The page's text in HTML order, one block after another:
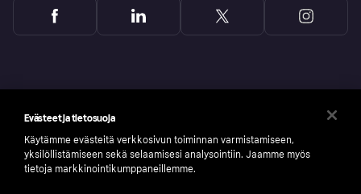
Evästeet ja tietosuoja
Käytämme evästeitä verkkosivun toiminnan varmistamiseen,
yksilöllistämiseen sekä selaamisesi analysointiin. Jaamme myös
tietoja markkinointikumppaneillemme.